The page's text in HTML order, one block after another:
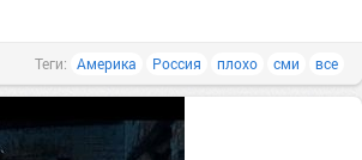
Теги: Америка Россия плохо сми все